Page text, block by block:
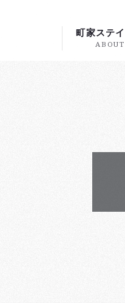
町家ステ
ABOUT